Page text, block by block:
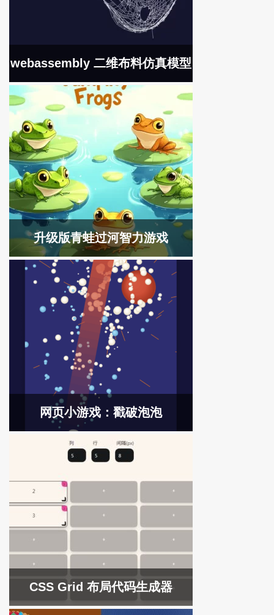
webassembly 二维布料仿真模型
升级版青蛙过河智力游戏
网页小游戏：戳破泡泡
CSS Grid 布局代码生成器